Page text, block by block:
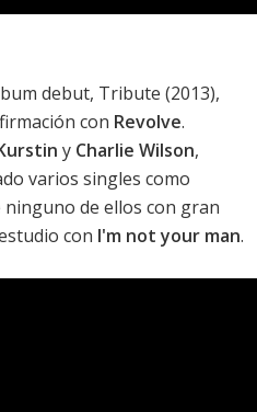
debut, Tribute (2013),
con Revolve.
y Charlie Wilson,
varios singles como
ninguno de ellos con gran
con I'm not your man.